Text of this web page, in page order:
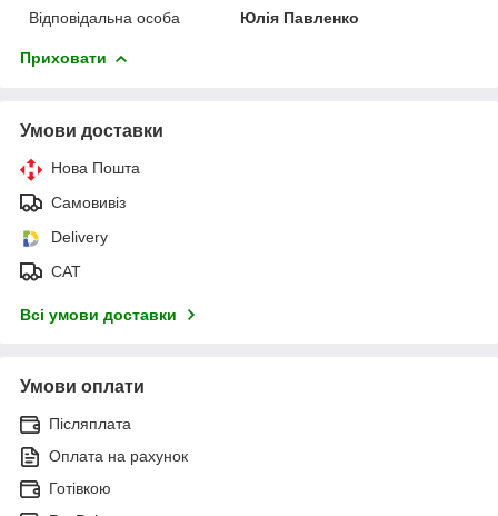
Відповідальна особа
Юлія Павленко
Приховати
Умови доставки
Нова Пошта
Самовивіз
Delivery
САТ
Всі умови доставки
Умови оплати
Післяплата
Оплата на рахунок
Готівкою